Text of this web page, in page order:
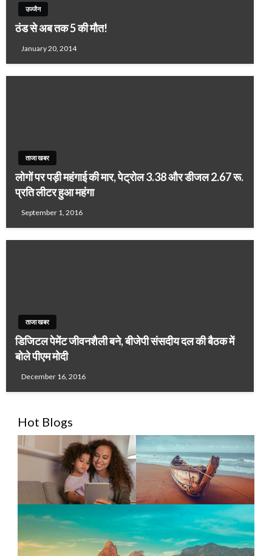
उज्जैन
ठंड से अब तक 5 की मौत!
January 20, 2014
ताजा खबर
लोगों पर पड़ी महंगाई की मार, पेट्रोल 3.38 और डीजल 2.67 रू.
प्रति लीटर हुआ महंगा
September 1, 2016
ताजा खबर
डिजिटल पेमेंट जीवनशैली बने, बीजेपी संसदीय दल की बैठक में
बोले पीएम मोदी
December 16, 2016
Hot Blogs